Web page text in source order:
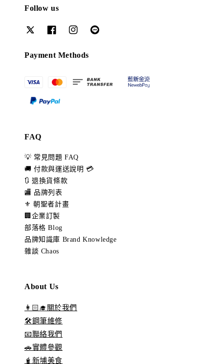
Follow us
Payment Methods
FAQ
💡 常見問題 FAQ
🚚 付款與運送說明 💳
🔃 退換貨條款
🏬 品牌列表
⚜️ 朝聖者計畫
🏢企業訂製
部落格 Blog
品牌知識庫 Brand Knowledge
雜談 Chaos
About Us
👩🏻‍🎓關於我們
🛠️鋼筆維修
📧聯絡我們
🚗實體參觀
🧋新埔美食